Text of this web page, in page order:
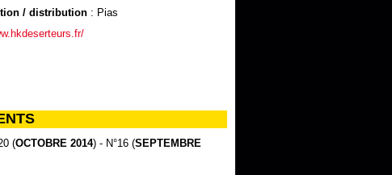
/ distribution: Pias
(OCTOBRE 2014) - N°16 (SEPTEMBRE